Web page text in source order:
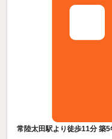
常陸太田駅より徒歩11分 築